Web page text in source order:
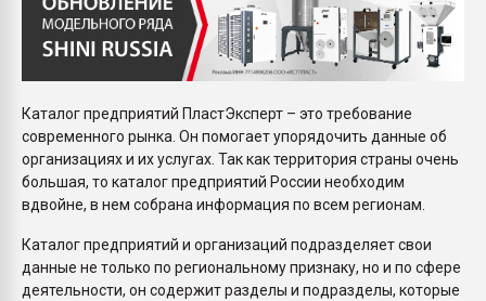
Каталог предприятий ПластЭксперт – это требование
современного рынка. Он помогает упорядочить данные об
организациях и их услугах. Так как территория страны очень
большая, то каталог предприятий России необходим
вдвойне, в нем собрана информация по всем регионам.
Каталог предприятий и организаций подразделяет свои
данные не только по региональному признаку, но и по сфере
деятельности, он содержит разделы и подразделы, которые